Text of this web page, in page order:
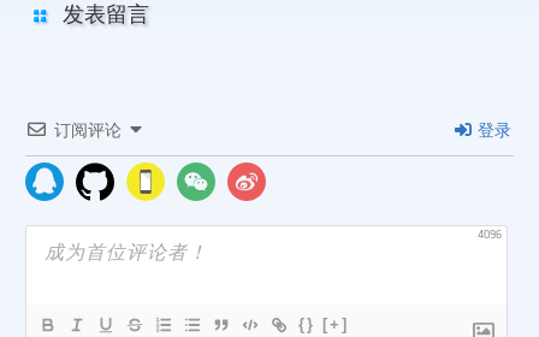
发表留言
订阅评论 登录
4096
{} [+]